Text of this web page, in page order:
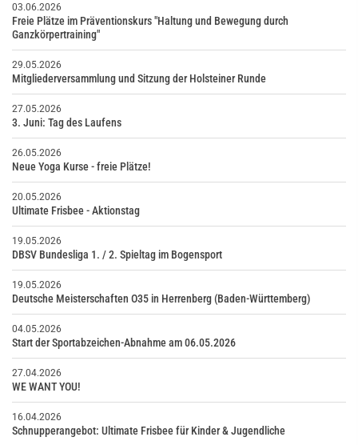
03.06.2026
Freie Plätze im Präventionskurs "Haltung und Bewegung durch
Ganzkörpertraining"
29.05.2026
Mitgliederversammlung und Sitzung der Holsteiner Runde
27.05.2026
3. Juni: Tag des Laufens
26.05.2026
Neue Yoga Kurse - freie Plätze!
20.05.2026
Ultimate Frisbee - Aktionstag
19.05.2026
DBSV Bundesliga 1. / 2. Spieltag im Bogensport
19.05.2026
Deutsche Meisterschaften O35 in Herrenberg (Baden-Württemberg)
04.05.2026
Start der Sportabzeichen-Abnahme am 06.05.2026
27.04.2026
WE WANT YOU!
16.04.2026
Schnupperangebot: Ultimate Frisbee für Kinder & Jugendliche